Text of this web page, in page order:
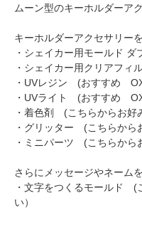
ムーン型のキーホルダーア
キーホルダーアクセサリー
・シェイカー用モールド ダ
・シェイカー用クリアフィ
・UVレジン (おすすめ
・UVライト (おすすめ
・着色剤 (こちらからお好
・グリッター (こちらから
・ミニパーツ (こちらから
さらにメッセージやネーム
・文字をつくるモールド (
い）